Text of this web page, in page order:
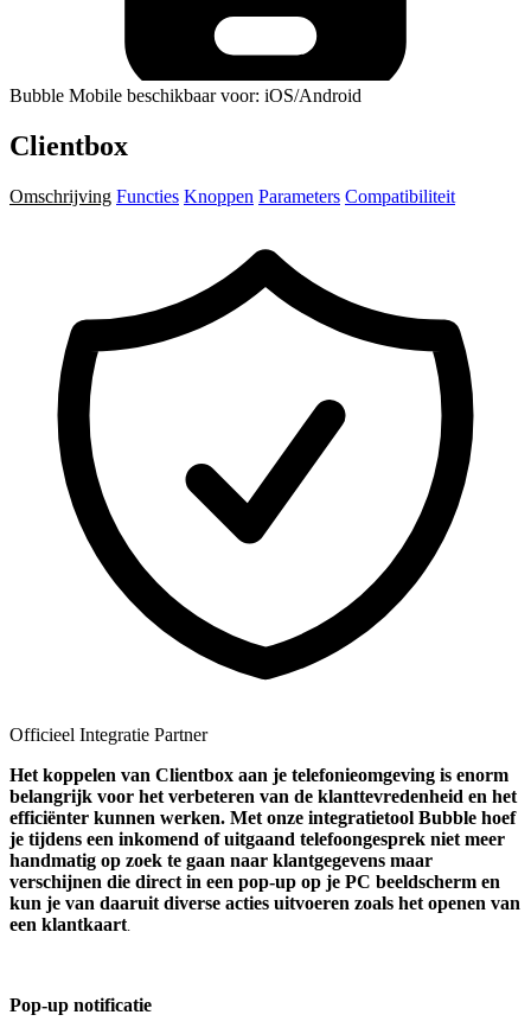
Bubble Mobile beschikbaar voor: iOS/Android
Clientbox
Omschrijving Functies Knoppen Parameters Compatibiliteit
Officieel Integratie Partner
Het koppelen van Clientbox aan je telefonieomgeving is enorm
belangrijk voor het verbeteren van de klanttevredenheid en het
efficiënter kunnen werken. Met onze integratietool Bubble hoef
je tijdens een inkomend of uitgaand telefoongesprek niet meer
handmatig op zoek te gaan naar klantgegevens maar
verschijnen die direct in een pop-up op je PC beeldscherm en
kun je van daaruit diverse acties uitvoeren zoals het openen van
een klantkaart.
Pop-up notificatie